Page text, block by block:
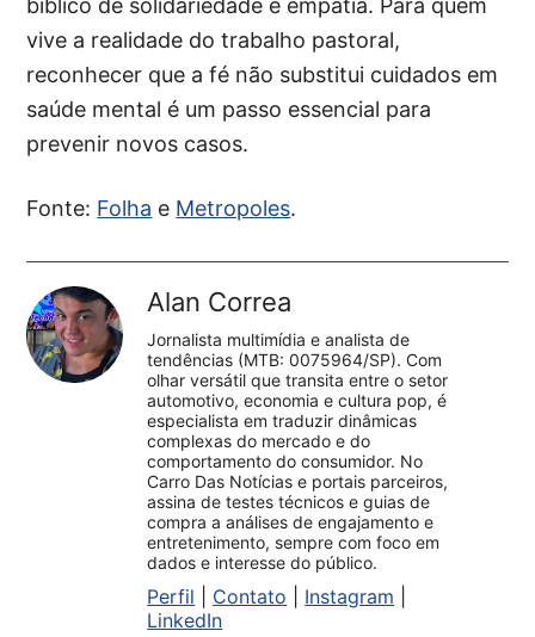
vive a realidade do trabalho pastoral,
reconhecer que a fé não substitui cuidados em
saúde mental é um passo essencial para
prevenir novos casos.
Fonte: Folha e Metropoles.
Alan Correa
Jornalista multimídia e analista de
tendências (MTB: 0075964/SP). Com
olhar versátil que transita entre o setor
automotivo, economia e cultura pop, é
especialista em traduzir dinâmicas
complexas do mercado e do
comportamento do consumidor. No
Carro Das Notícias e portais parceiros,
assina de testes técnicos e guias de
compra a análises de engajamento e
entretenimento, sempre com foco em
dados e interesse do público.
Perfil Contato Instagram
LinkedIn